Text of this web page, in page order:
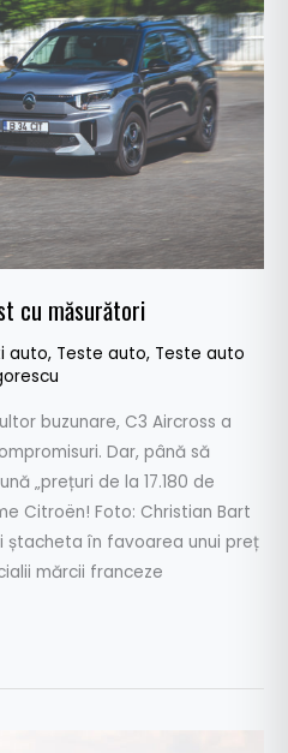
cu măsurători
auto, Teste auto, Teste auto
buzunare, C3 Aircross a
Dar, până să
„prețuri de la 17.180 de
Citroën! Foto: Christian Bart
ștacheta în favoarea unui preț
mărcii franceze